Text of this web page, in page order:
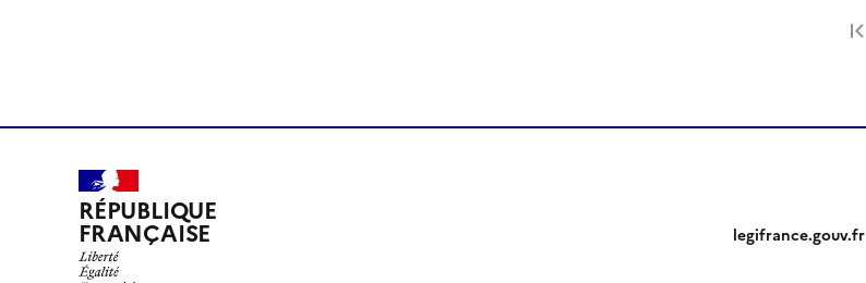
RÉPUBLIQUE
FRANÇAISE legifrance.gouv.fr